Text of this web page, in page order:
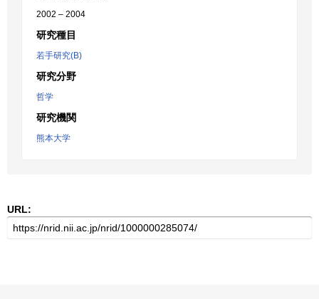
2002 – 2004
研究種目
若手研究(B)
研究分野
哲学
研究機関
熊本大学
URL: